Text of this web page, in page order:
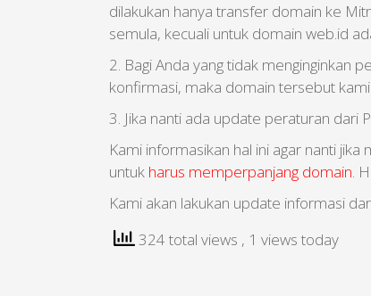
dilakukan hanya transfer domain ke
semula, kecuali untuk domain web.id
2. Bagi Anda yang tidak menginginkan
konfirmasi, maka domain tersebut
3. Jika nanti ada update peraturan dari
Kami informasikan hal ini agar nanti jika
untuk harus memperpanjang domain.
Kami akan lakukan update informasi
324 total views , 1 views today